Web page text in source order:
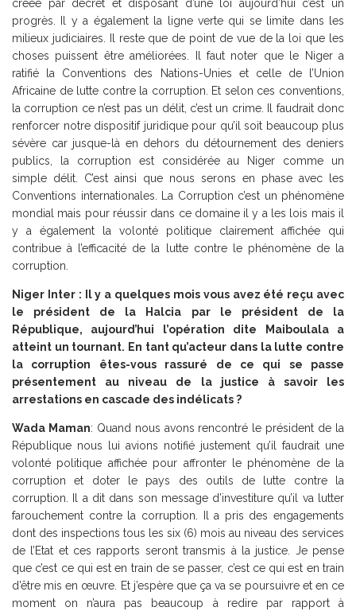
créée par décret et disposant d’une loi aujourd’hui c’est un
progrès. Il y a également la ligne verte qui se limite dans les
milieux judiciaires. Il reste que de point de vue de la loi que les
choses puissent être améliorées. Il faut noter que le Niger a
ratifié la Conventions des Nations-Unies et celle de l’Union
Africaine de lutte contre la corruption. Et selon ces conventions,
la corruption ce n’est pas un délit, c’est un crime. Il faudrait donc
renforcer notre dispositif juridique pour qu’il soit beaucoup plus
sévère car jusque-là en dehors du détournement des deniers
publics, la corruption est considérée au Niger comme un
simple délit. C’est ainsi que nous serons en phase avec les
Conventions internationales. La Corruption c’est un phénomène
mondial mais pour réussir dans ce domaine il y a les lois mais il
y a également la volonté politique clairement affichée qui
contribue à l’efficacité de la lutte contre le phénomène de la
corruption.
Niger Inter : Il y a quelques mois vous avez été reçu avec
le président de la Halcia par le président de la
République, aujourd’hui l’opération dite Maiboulala a
atteint un tournant. En tant qu’acteur dans la lutte contre
la corruption êtes-vous rassuré de ce qui se passe
présentement au niveau de la justice à savoir les
arrestations en cascade des indélicats ?
Wada Maman: Quand nous avons rencontré le président de la
République nous lui avions notifié justement qu’il faudrait une
volonté politique affichée pour affronter le phénomène de la
corruption et doter le pays des outils de lutte contre la
corruption. Il a dit dans son message d’investiture qu’il va lutter
farouchement contre la corruption. Il a pris des engagements
dont des inspections tous les six (6) mois au niveau des services
de l’Etat et ces rapports seront transmis à la justice. Je pense
que c’est ce qui est en train de se passer, c’est ce qui est en train
d’être mis en œuvre. Et j’espère que ça va se poursuivre et en ce
moment on n’aura pas beaucoup à redire par rapport à